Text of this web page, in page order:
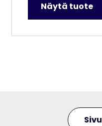
Näytä tuote